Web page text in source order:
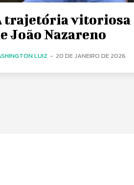
trajetória vitoriosa
João Nazareno
LUIZ - 20 DE JANEIRO DE 2026